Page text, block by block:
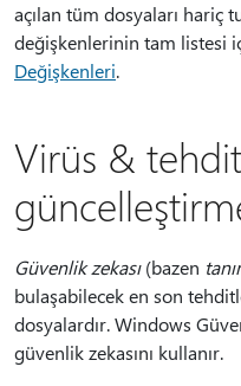
açılan tüm dosyaları hariç
değişkenlerinin tam listesi
Değişkenleri.
Virüs &
Güvenlik zekası(bazen
bulaşabilecek en son
dosyalardır. Windows
güvenlik zekasını kullanır.